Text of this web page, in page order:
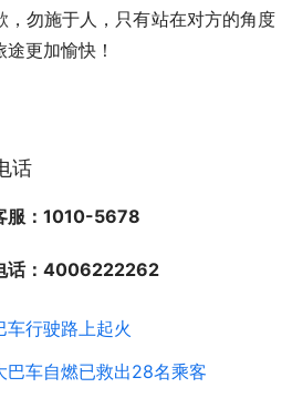
，勿施于人，只有站在对方的角度
更加愉快！
话
服：1010-5678
话：4006222262
车行驶路上起火
巴车自燃已救出28名乘客